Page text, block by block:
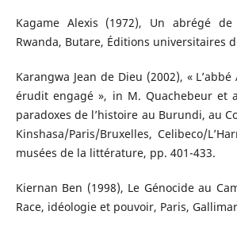
Kagame Alexis (1972), Un abrégé de
Rwanda, Butare, Éditions universitaires
Karangwa Jean de Dieu (2002), «
érudit engagé », in M. Quachebeur et
paradoxes de l’histoire au Burundi, au
Kinshasa/Paris/Bruxelles, Celibeco/
musées de la littérature, pp. 401-433.
Kiernan Ben (1998), Le Génocide au
Race, idéologie et pouvoir, Paris,